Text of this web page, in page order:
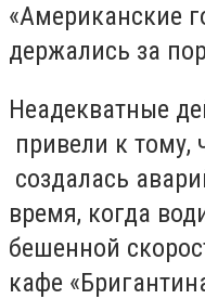
«Американские
держались за
Неадекватные
привели к тому,
создалась
время, когда
бешенной
кафе